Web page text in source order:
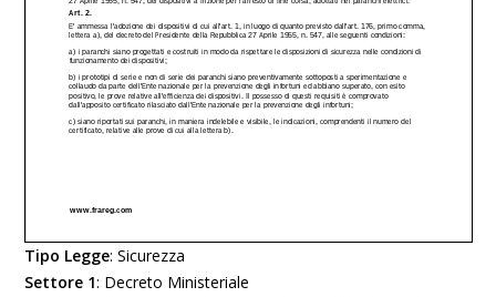
Tipo Legge:Sicurezza
Settore 1: Decreto Ministeriale